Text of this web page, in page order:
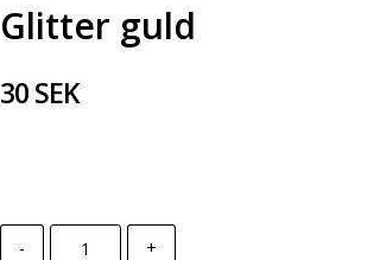
Glitter guld
30 SEK
- +